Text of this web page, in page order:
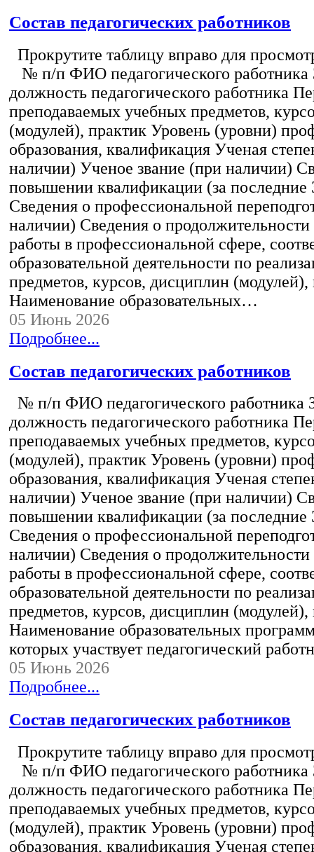
Состав педагогических работников
Прокрутите таблицу вправо для
№ п/п ФИО педагогического работника
должность педагогического работника
преподаваемых учебных предметов,
(модулей), практик Уровень (уровни)
образования, квалификация Ученая
наличии) Ученое звание (при наличии)
повышении квалификации (за последние
Сведения о профессиональной
наличии) Сведения о
работы в профессиональной сфере,
образовательной деятельности по
предметов, курсов, дисциплин (модулей),
Наименование образовательных…
05 Июнь 2026
Подробнее...
Состав педагогических работников
№ п/п ФИО педагогического работника
должность педагогического работника
преподаваемых учебных предметов,
(модулей), практик Уровень (уровни)
образования, квалификация Ученая
наличии) Ученое звание (при наличии)
повышении квалификации (за последние
Сведения о профессиональной
наличии) Сведения о
работы в профессиональной сфере,
образовательной деятельности по
предметов, курсов, дисциплин (модулей),
Наименование образовательных
которых участвует педагогический
05 Июнь 2026
Подробнее...
Состав педагогических работников
Прокрутите таблицу вправо для
№ п/п ФИО педагогического работника
должность педагогического работника
преподаваемых учебных предметов,
(модулей), практик Уровень (уровни)
образования, квалификация Ученая